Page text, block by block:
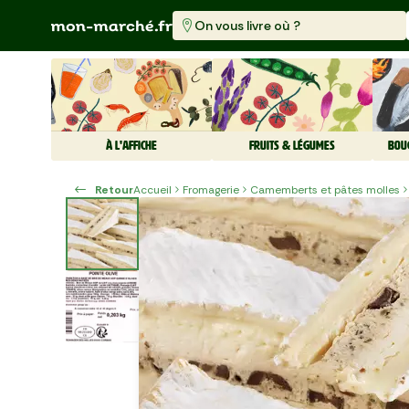
On vous livre où ?
À L'AFFICHE FRUITS & LÉGUMES
RetourAccueil Fromagerie Camemberts et pâtes molles